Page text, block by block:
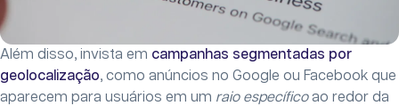
Além disso, invista em campanhas segmentadas por
geolocalização, como anúncios no Google ou Facebook que
aparecem para usuários em um raio específicoao redor da